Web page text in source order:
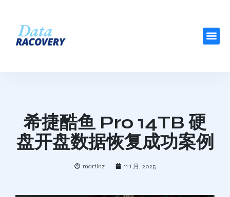
希捷酷鱼 Pro 14TB 硬
盘开盘数据恢复成功案例
martinz 11 1 月, 2025